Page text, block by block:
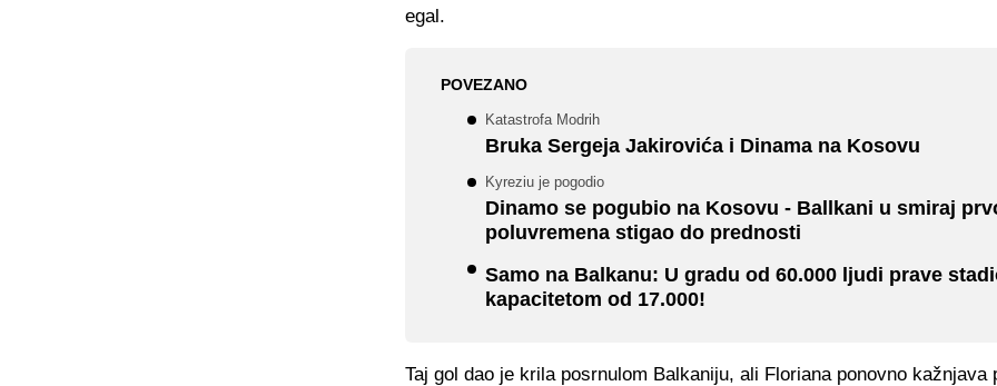
egal.
POVEZANO
Katastrofa Modrih
Bruka Sergeja Jakirovića i Dinama na Kosovu
Kyreziu je pogodio
Dinamo se pogubio na Kosovu - Ballkani u smiraj
poluvremena stigao do prednosti
Samo na Balkanu: U gradu od 60.000 ljudi prave
kapacitetom od 17.000!
Taj gol dao je krila posrnulom Balkaniju, ali Floriana ponovno kažnjava